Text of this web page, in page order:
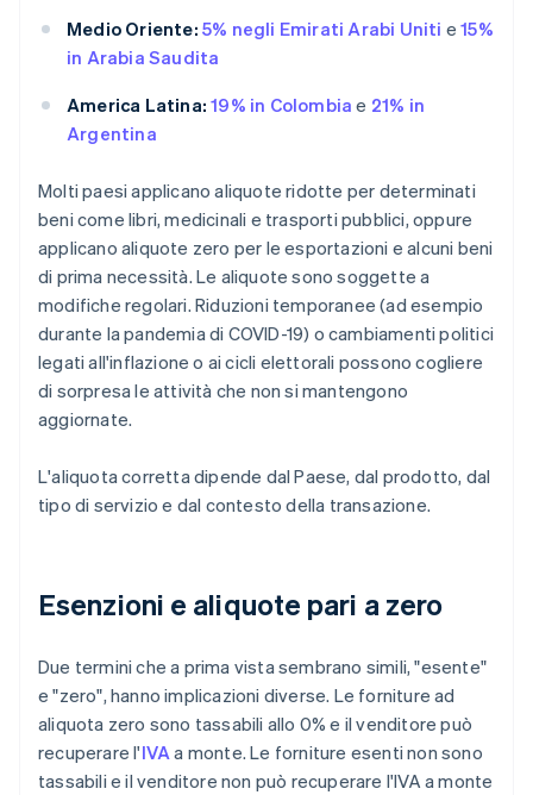
Medio Oriente: 5% negli Emirati Arabi Uniti e15%
in Arabia Saudita
America Latina: 19% in Colombia e 21% in
Argentina
Molti paesi applicano aliquote ridotte per determinati
beni come libri, medicinali e trasporti pubblici, oppure
applicano aliquote zero per le esportazioni e alcuni beni
di prima necessità. Le aliquote sono soggette a
modifiche regolari. Riduzioni temporanee (ad esempio
durante la pandemia di COVID-19) o cambiamenti politici
legati all'inflazione o ai cicli elettorali possono cogliere
di sorpresa le attività che non si mantengono
aggiornate.
L'aliquota corretta dipende dal Paese, dal prodotto, dal
tipo di servizio e dal contesto della transazione.
Esenzioni e aliquote pari a zero
Due termini che a prima vista sembrano simili, "esente"
e "zero", hanno implicazioni diverse. Le forniture ad
aliquota zero sono tassabili allo 0% e il venditore può
recuperare l'IVAa monte. Le forniture esenti non sono
tassabili e il venditore non può recuperare l'IVA a monte